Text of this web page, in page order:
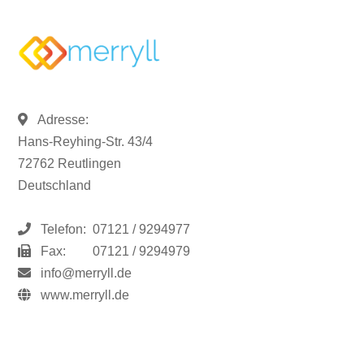
Adresse:
Hans-Reyhing-Str. 43/4
72762 Reutlingen
Deutschland
Telefon: 07121 / 9294977
Fax:
07121 / 9294979
info@merryll.de
www.merryll.de